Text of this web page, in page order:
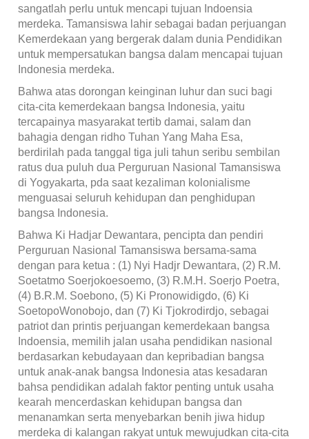
sangatlah perlu untuk mencapi tujuan Indoensia
merdeka. Tamansiswa lahir sebagai badan perjuangan
Kemerdekaan yang bergerak dalam dunia Pendidikan
untuk mempersatukan bangsa dalam mencapai tujuan
Indonesia merdeka.
Bahwa atas dorongan keinginan luhur dan suci bagi
cita-cita kemerdekaan bangsa Indonesia, yaitu
tercapainya masyarakat tertib damai, salam dan
bahagia dengan ridho Tuhan Yang Maha Esa,
berdirilah pada tanggal tiga juli tahun seribu sembilan
ratus dua puluh dua Perguruan Nasional Tamansiswa
di Yogyakarta, pda saat kezaliman kolonialisme
menguasai seluruh kehidupan dan penghidupan
bangsa Indonesia.
Bahwa Ki Hadjar Dewantara, pencipta dan pendiri
Perguruan Nasional Tamansiswa bersama-sama
dengan para ketua : (1) Nyi Hadjr Dewantara, (2) R.M.
Soetatmo Soerjokoesoemo, (3) R.M.H. Soerjo Poetra,
(4) B.R.M. Soebono, (5) Ki Pronowidigdo, (6) Ki
SoetopoWonobojo, dan (7) Ki Tjokrodirdjo, sebagai
patriot dan printis perjuangan kemerdekaan bangsa
Indoensia, memilih jalan usaha pendidikan nasional
berdasarkan kebudayaan dan kepribadian bangsa
untuk anak-anak bangsa Indonesia atas kesadaran
bahsa pendidikan adalah faktor penting untuk usaha
kearah mencerdaskan kehidupan bangsa dan
menanamkan serta menyebarkan benih jiwa hidup
merdeka di kalangan rakyat untuk mewujudkan cita-cita